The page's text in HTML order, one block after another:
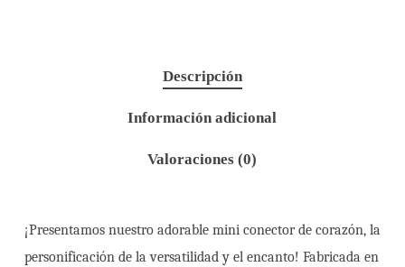
Descripción
Información adicional
Valoraciones (0)
¡Presentamos nuestro adorable mini conector de corazón, la
personificación de la versatilidad y el encanto! Fabricada en